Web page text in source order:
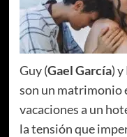
Guy (Gael García) y
son un matrimonio
vacaciones a un
la tensión que